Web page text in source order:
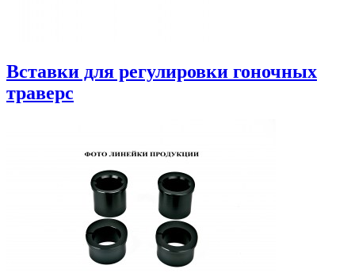
Вставки для регулировки гоночных
траверс